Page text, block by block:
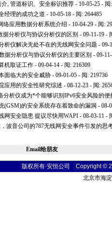
介, 管道标识、安全标识推荐 - 10-05-25 - 阅
经理的成功之道 - 10-05-18 - 阅: 264485
络应用数据分析系统介绍 - 10-04-29 - 阅:
据分析仪与协议分析仪的区别 - 09-11-19 -
析仪解决无处不在的无线网安全问题 - 09-
据分析仪与协议分析仪的主要区别 - 09-
机取证工作 - 09-04-14 - 阅: 216309
面临大的安全威胁 - 09-01-05 - 阅: 219736
应用的安全性研究综述 - 08-12-23 - 阅:
分析仪成为*个能够识别IPv6安全风险的
(GSM)的安全系统存在着致命的漏洞 - 08-
网安全隐患 提议尽快用WAPI - 08-03-11 -
波音公司的787无线网安全事件引发的思
Email给朋友
版权所有·安恒公司 Copyright ©
北京市海